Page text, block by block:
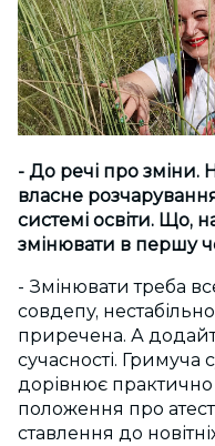
- До речі про зміни.
власне
системі освіти. Що,
змінювати в першу
- Змінювати треба
совдепу,
приречена. А
сучасності. Гримуча
дорівнює
положення про
ставлення до